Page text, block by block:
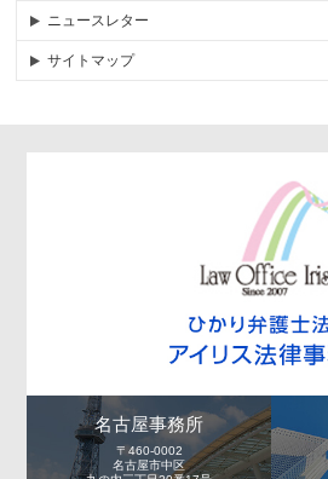
ニュースレター
サイトマップ
名古屋事務所
〒460-0002
名古屋市中区